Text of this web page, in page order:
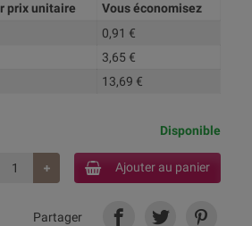
prix unitaire
Vous économisez
0,91 €
3,65 €
13,69 €
Disponible
Ajouter au panier
Partager